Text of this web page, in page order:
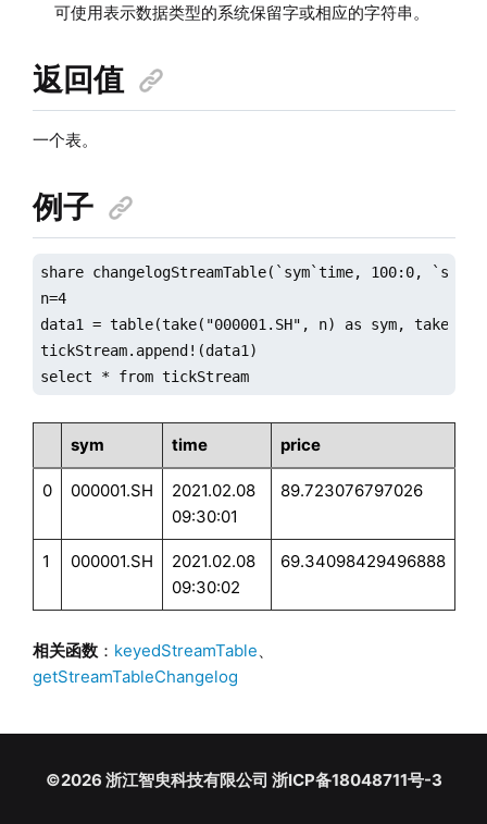
可使用表示数据类型的系统保留字或相应的字符串。
返回值
一个表。
例子
share changelogStreamTable(`sym`time, 100:0,
n=4
data1 = table(take("000001.SH", n) as sym,
tickStream.append!(data1)
select * from tickStream
sym time price
0 000001.SH
2021.02.08
09:30:01
89.723076797026
1 000001.SH
2021.02.08
09:30:02
69.34098429496888
相关函数： keyedStreamTable
getStreamTableChangelog
©2026 浙江智臾科技有限公司 浙ICP备18048711号-3